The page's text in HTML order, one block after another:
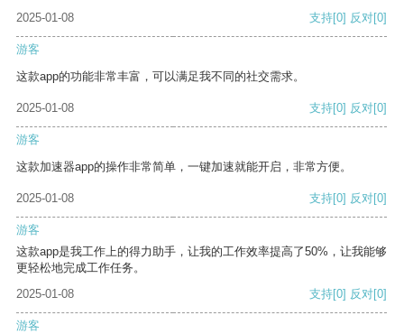
2025-01-08
支持[0] 反对[0]
游客
这款app的功能非常丰富，可以满足我不同的社交需求。
2025-01-08 支持[0] 反对[0]
游客
这款加速器app的操作非常简单，一键加速就能开启，非常方便。
2025-01-08 支持[0] 反对[0]
游客
这款app是我工作上的得力助手，让我的工作效率提高了50%，让我能够
更轻松地完成工作任务。
2025-01-08
支持[0] 反对[0]
游客